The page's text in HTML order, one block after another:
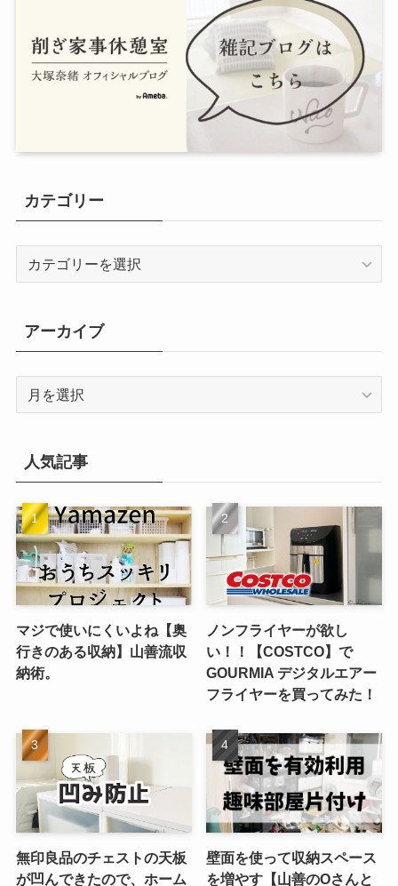
カテゴリー
リ
ー
アーカイブ
ブ
人気記事
マジで使いにくいよね【奥
行きのある収納】山善流収
納術。
ノンフライヤーが欲し
い！！【COSTCO】で
GOURMIA デジタルエアー
フライヤーを買ってみた！
無印良品のチェストの天板
が凹んできたので、ホーム
壁面を使って収納スペース
を増やす【山善のOさんと